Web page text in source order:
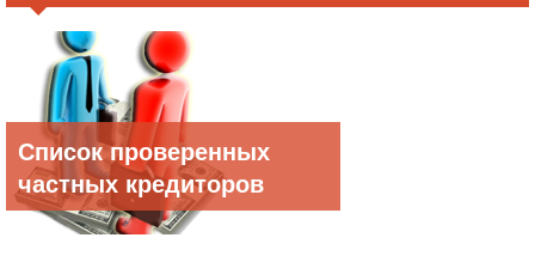
Список проверенных
частных кредиторов